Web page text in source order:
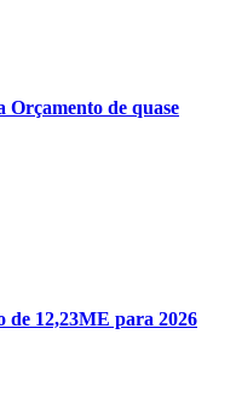
de quase
de 12,23ME para 2026